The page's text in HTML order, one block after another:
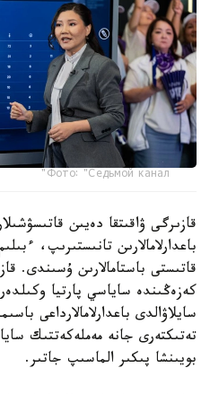
Фото: "Седьмой канал"
قازىرگى ۋاقىتقا دەيىن
باعدارلامالارىن تانىستىرىپ،
قاتىستى باستامالارىن ۇسىندى.
كەزەڭىندە ساياسي پارتيا
سايلاۋالدى باعدارلامالارداعى
تەتىكتەرى جانە مەملەكەتتىك
بويىنشا پىكىر الماسىپ جاتىر.